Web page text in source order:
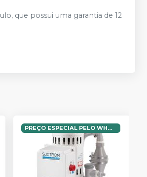
que possui uma garantia de 12
PREÇO ESPECIAL PELO WHATSAPP